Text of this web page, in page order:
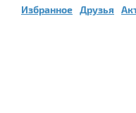
Избранное Друзья